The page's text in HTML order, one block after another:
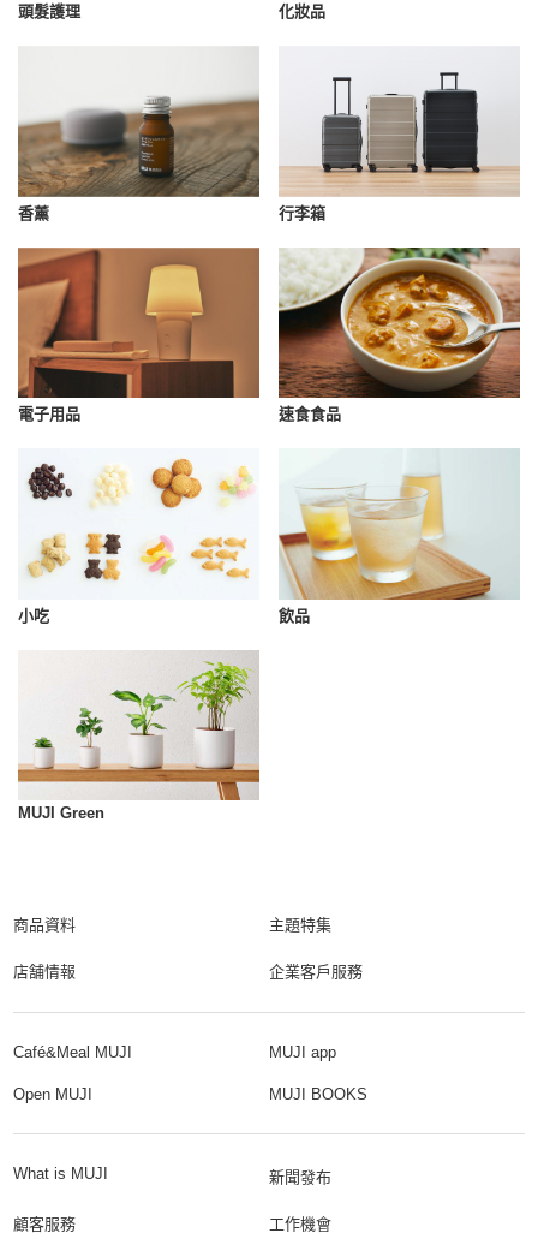
頭髮護理 化妝品
香薰 行李箱
電子用品 速食食品
小吃 飲品
MUJI Green
商品資料 主題特集
店舗情報 企業客戶服務
Café&Meal MUJI MUJI app
Open MUJI MUJI BOOKS
What is MUJI 新聞發布
顧客服務 工作機會